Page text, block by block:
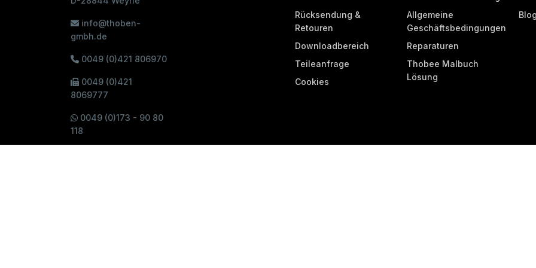
info@thoben-
gmbh.de
0049 (0)421 806970
0049 (0)421
8069777
0049 (0)173 - 90 80
118
Rücksendung &
Retouren
Downloadbereich
Teileanfrage
Cookies
Allgemeine
Geschäftsbedingungen
Reparaturen
Thobee Malbuch
Lösung
Blog